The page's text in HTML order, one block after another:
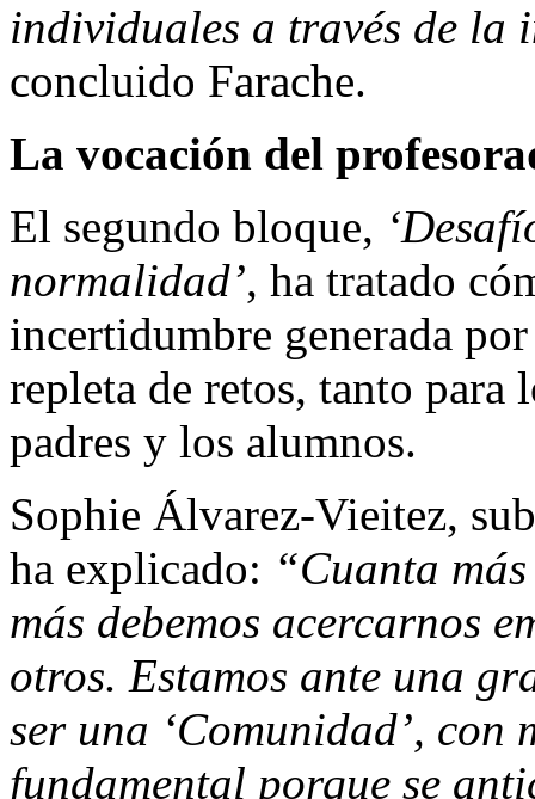
individuales a través de la
concluido Farache.
La vocación del
El segundo bloque,
normalidad’, ha tratado
incertidumbre generada
repleta de retos, tanto para
padres y los alumnos.
Sophie Álvarez-Vieitez,
ha explicado: “Cuanta
más debemos acercarnos
otros. Estamos ante una
ser una ‘Comunidad’, con
fundamental porque se